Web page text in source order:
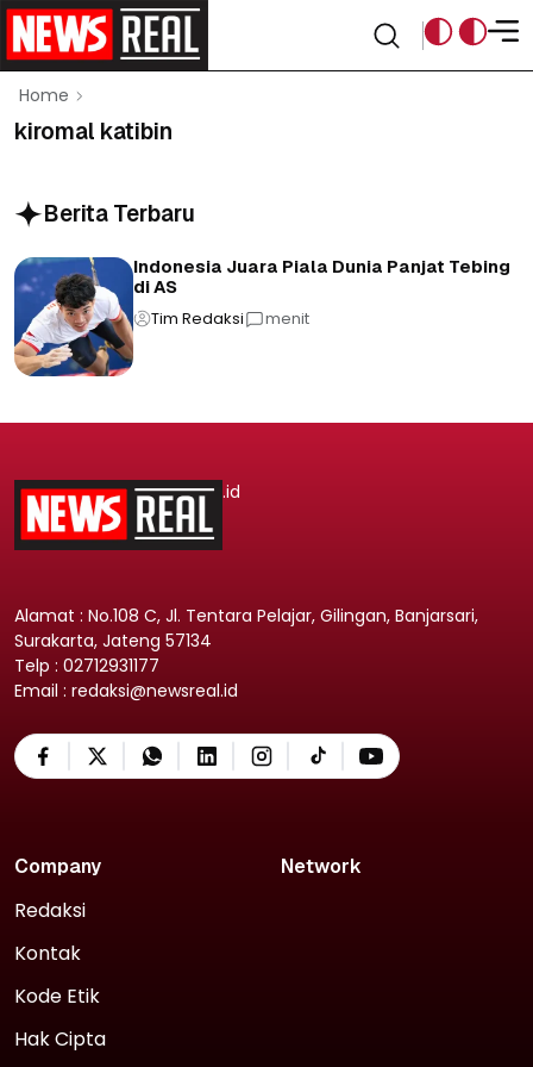
Home
kiromal katibin
Berita Terbaru
Indonesia Juara Piala Dunia Panjat Tebing
di AS
Tim Redaksi menit
.id
Alamat : No.108 C, Jl. Tentara Pelajar, Gilingan, Banjarsari,
Surakarta, Jateng 57134
Telp : 02712931177
Email : redaksi@newsreal.id
Company
Redaksi
Kontak
Kode Etik
Hak Cipta
Network